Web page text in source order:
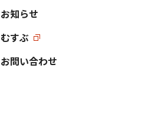
お知らせ
むすぶ
お問い合わせ